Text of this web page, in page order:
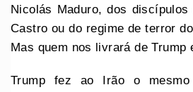
Nicolás Maduro, dos
Castro ou do regime de terror
Mas quem nos livrará de Trump
Trump fez ao Irão o